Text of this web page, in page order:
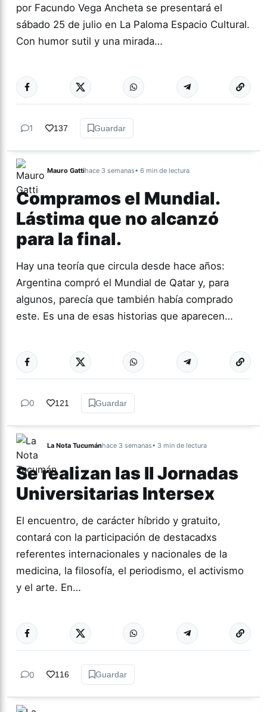
por Facundo Vega Ancheta se presentará el
sábado 25 de julio en La Paloma Espacio Cultural.
Con humor sutil y una mirada…
TEATRO Más
1 137 Guardar
Mauro Gattihace 3 semanas• 6 min de lectura
Compramos el Mundial.
Lástima que no alcanzó
para la final.
Hay una teoría que circula desde hace años:
Argentina compró el Mundial de Qatar y, para
algunos, parecía que también había comprado
este. Es una de esas historias que aparecen…
ACTUALIDAD Más
0 121 Guardar
La Nota Tucumánhace 3 semanas• 3 min de lectura
Se realizan las II Jornadas
Universitarias Intersex
El encuentro, de carácter híbrido y gratuito,
contará con la participación de destacadxs
referentes internacionales y nacionales de la
medicina, la filosofía, el periodismo, el activismo
y el arte. En…
GÉNERO Y
DIVERSIDAD
Más
0 116 Guardar